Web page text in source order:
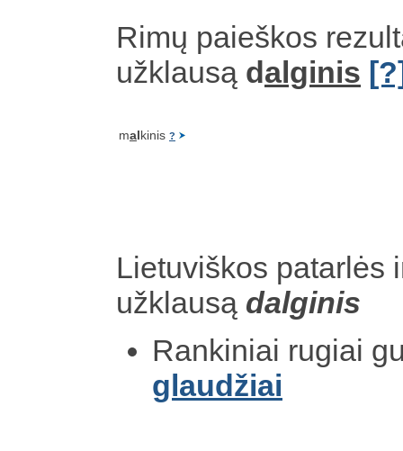
Rimų paieškos
užklausą dalginis
malkinis ?
Lietuviškos patarlės
užklausą dalginis
Rankiniai rugiai
glaudžiai